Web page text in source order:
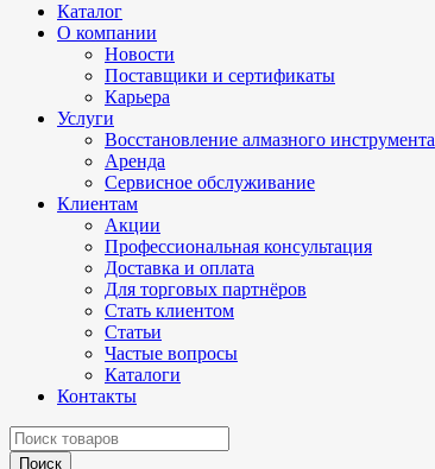
Каталог
О компании
Новости
Поставщики и сертификаты
Карьера
Услуги
Восстановление алмазного инструмента
Аренда
Сервисное обслуживание
Клиентам
Акции
Профессиональная консультация
Доставка и оплата
Для торговых партнёров
Стать клиентом
Статьи
Частые вопросы
Каталоги
Контакты